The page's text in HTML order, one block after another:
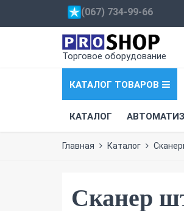
Торговое оборудование
КАТАЛОГ ТОВАРОВ
КАТАЛОГ
(067) 734-99-66
Главная Каталог
Сканер